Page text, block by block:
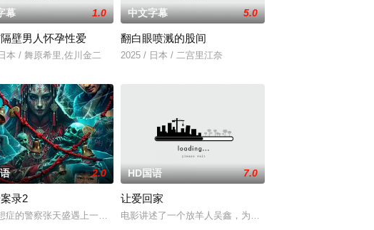
憬舞蹈学校的丽莎，开始了舞蹈生涯。朱音为了支撑家数在酒吧工作，不擅长与人打交
幕 1.0
壁男人怀孕性爱
本 / 舞原希里,佐川金二
中文字幕 5.0
翻白眼喷溅的股间
2025 / 日本 / 二宫里江奈
”专案组，借调警员安迪参战。首轮毒贩阿泰交易败露被廖爷灭口，可疑人员罗杰浮出水
人事件，勘案过程中，牵引出“婴胎报仇”，“娘娘索命”等一连串妖异事件，张天盛虽被
2.0
录2
症的警察张天盛遇上一起离奇的神像杀人事件，勘案过程中，牵引出“婴胎报仇”，“娘娘
HD国语 7.0
让爱回家
电影讲述了一个放羊人吴鑫，为两只羊和他人发生冲突，失